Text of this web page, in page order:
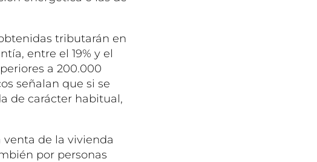
tributarán en
entre el 19% y el
a 200.000
señalan que si se
de carácter habitual,
venta de la vivienda
por personas